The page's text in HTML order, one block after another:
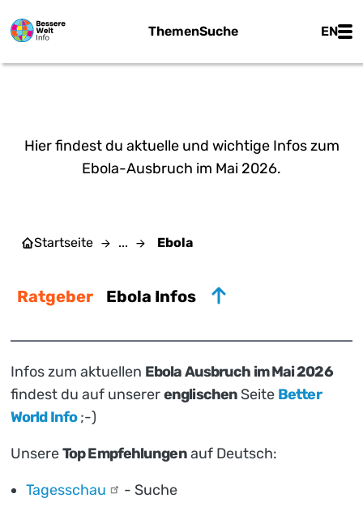
ThemenSuche EN
Hier findest du aktuelle und wichtige Infos zum
Ebola-Ausbruch im Mai 2026.
Startseite ... Ebola
Ratgeber Ebola Infos
Infos zum aktuellen Ebola Ausbruch im Mai 2026
findest du auf unsererenglischen Seite Better
World Info;-)
UnsereTop Empfehlungenauf Deutsch:
Tagesschau - Suche